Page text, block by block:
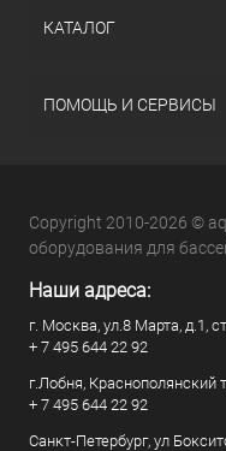
КАТАЛОГ
ПОМОЩЬ И СЕРВИСЫ
Copyright 2010-2026 ©
оборудования для
Наши адреса:
г. Москва, ул.8 Марта, д.1,
+ 7 495 644 22 92
г.Лобня, Краснополянский
+ 7 495 644 22 92
Санкт-Петербург, ул